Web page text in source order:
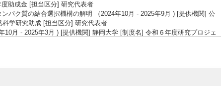
助成金 [担当区分] 研究代表者
パク質の結合選択機構の解明 （2024年10月 - 2025年9月 ) [提供機関] 公
学研究助成 [担当区分] 研究代表者
10月 - 2025年3月 ) [提供機関] 静岡大学 [制度名] 令和６年度研究プロジェ